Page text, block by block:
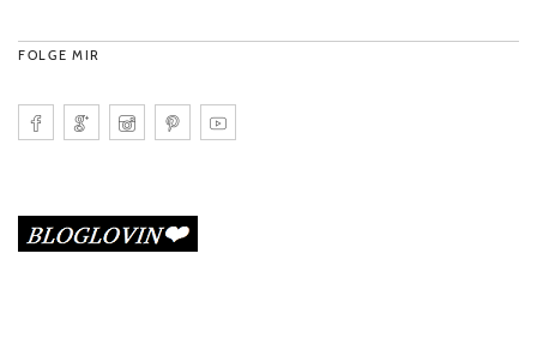
FOLGE MIR